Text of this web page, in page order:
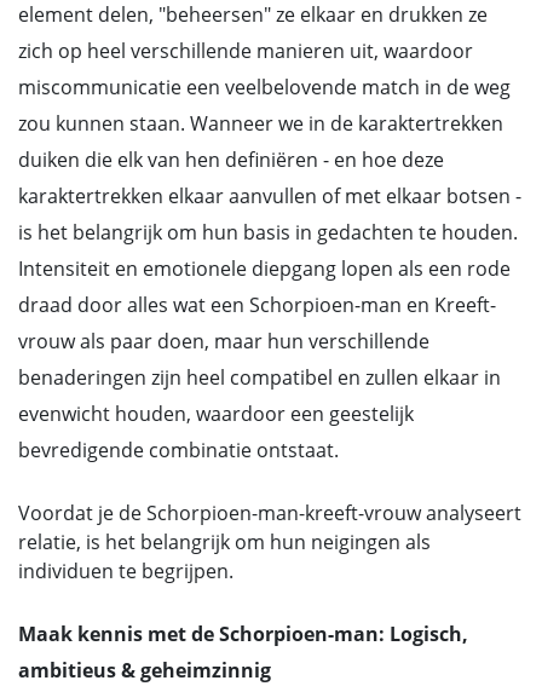
element delen, "beheersen" ze elkaar en drukken ze
zich op heel verschillende manieren uit, waardoor
miscommunicatie een veelbelovende match in de weg
zou kunnen staan. Wanneer we in de karaktertrekken
duiken die elk van hen definiëren - en hoe deze
karaktertrekken elkaar aanvullen of met elkaar botsen -
is het belangrijk om hun basis in gedachten te houden.
Intensiteit en emotionele diepgang lopen als een rode
draad door alles wat een Schorpioen-man en Kreeft-
vrouw als paar doen, maar hun verschillende
benaderingen zijn heel compatibel en zullen elkaar in
evenwicht houden, waardoor een geestelijk
bevredigende combinatie ontstaat.
Voordat je de Schorpioen-man-kreeft-vrouw analyseert
relatie, is het belangrijk om hun neigingen als
individuen te begrijpen.
Maak kennis met de Schorpioen-man: Logisch,
ambitieus & geheimzinnig